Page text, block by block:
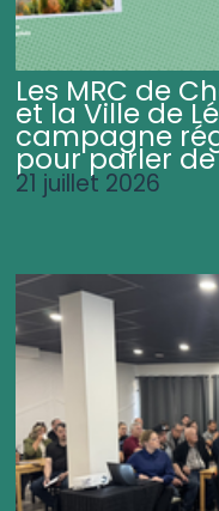
Les MRC de
et la Ville de
campagne
pour parler
21 juillet 2026